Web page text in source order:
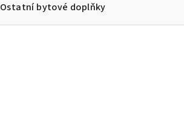
Ostatní bytové doplňky